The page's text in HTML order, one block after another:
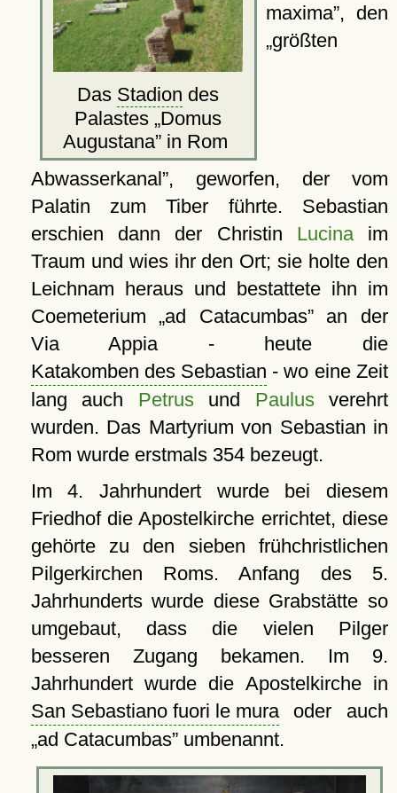
Das Stadion des
Palastes Domus
Augustana in Rom
maxima , den
größten
Abwasserkanal , geworfen, der vom
Palatin zum Tiber führte. Sebastian
erschien dann der Christin Lucinaim
Traum und wies ihr den Ort; sie holte den
Leichnam heraus und bestattete ihn im
Coemeterium ad Catacumbas an der
Via Appia - heute die
Katakomben des Sebastian - wo eine Zeit
lang auch Petrusund Paulusverehrt
wurden. Das Martyrium von Sebastian in
Rom wurde erstmals 354 bezeugt.
Im 4. Jahrhundert wurde bei diesem
Friedhof die Apostelkirche errichtet, diese
gehörte zu den sieben frühchristlichen
Pilgerkirchen Roms. Anfang des 5.
Jahrhunderts wurde diese Grabstätte so
umgebaut, dass die vielen Pilger
besseren Zugang bekamen. Im 9.
Jahrhundert wurde die Apostelkirche in
San Sebastiano fuori le muraoder auch
ad Catacumbas umbenannt.